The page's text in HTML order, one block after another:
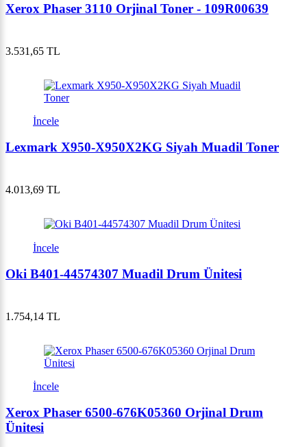
Xerox Phaser 3110 Orjinal Toner - 109R00639
3.531,65 TL
İncele
Lexmark X950-X950X2KG Siyah Muadil Toner
4.013,69 TL
İncele
Oki B401-44574307 Muadil Drum Ünitesi
1.754,14 TL
İncele
Xerox Phaser 6500-676K05360 Orjinal Drum
Ünitesi